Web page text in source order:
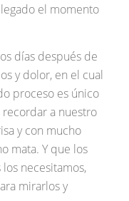
el momento
días después de
y dolor, en el cual
proceso es único
a nuestro
y con mucho
mata. Y que los
necesitamos,
mirarlos y